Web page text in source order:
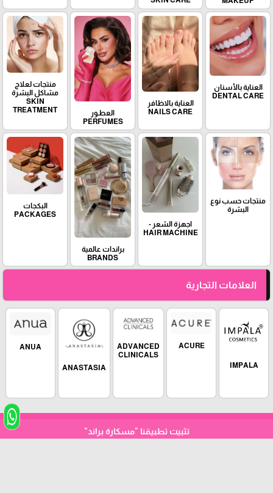
العناية بالأسنان
DENTAL CARE
العناية بالاظافر
NAILS CARE
العطـور
PERFUMES
منتجات لعلاج
مشاكل البشرة
SKIN
TREATMENT
منتجات حسب نوع
البشرة
اجهزة الشعر -
HAIR MACHINE
براندات عالمية
BRANDS
البكجات
PACKAGES
العلامات التجارية
IMPALA
ACURE
ADVANCED
CLINICALS
ANASTASIA
ANUA
تثبيت تطبيقنا "مسكارة براند"